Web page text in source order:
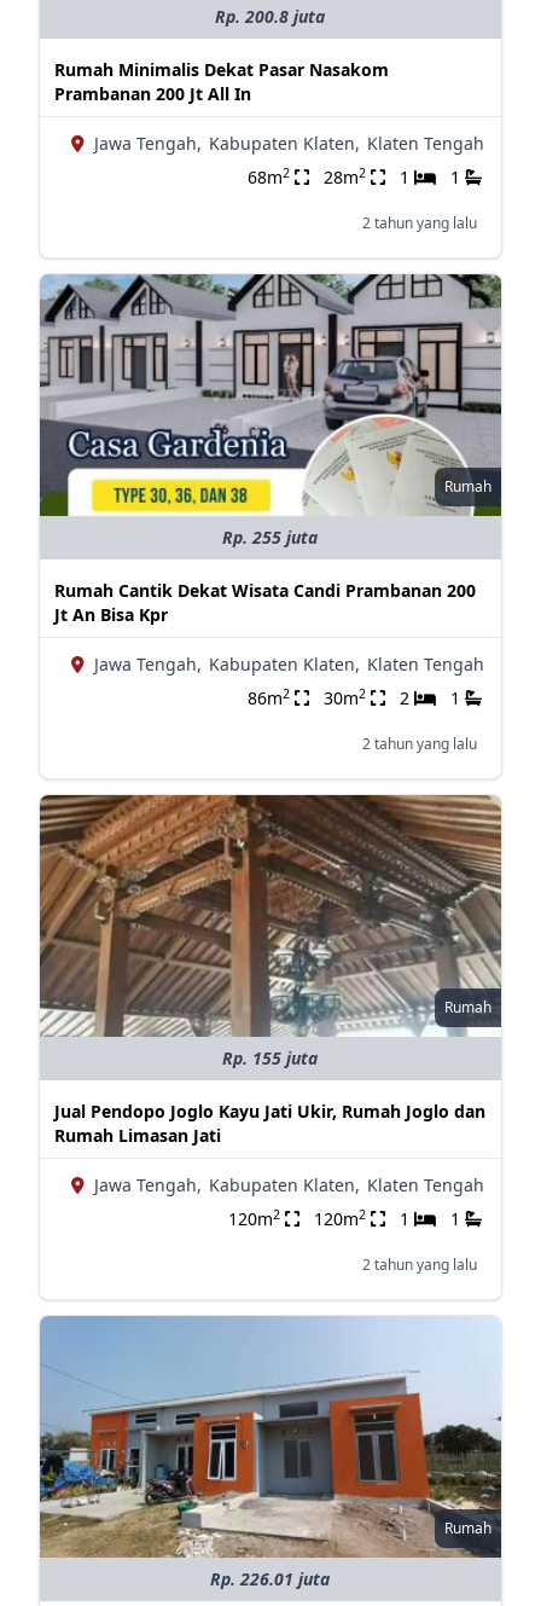
Rp. 200.8 juta
Rumah Minimalis Dekat Pasar Nasakom
Prambanan 200 Jt All In
Jawa Tengah, Kabupaten Klaten, Klaten Tengah
68m2 28m2 1 1
2 tahun yang lalu
Rumah
Rp. 255 juta
Rumah Cantik Dekat Wisata Candi Prambanan 200
Jt An Bisa Kpr
Jawa Tengah, Kabupaten Klaten, Klaten Tengah
86m2 30m2 2 1
2 tahun yang lalu
Rumah
Rp. 155 juta
Jual Pendopo Joglo Kayu Jati Ukir, Rumah Joglo dan
Rumah Limasan Jati
Jawa Tengah, Kabupaten Klaten, Klaten Tengah
120m2 120m2 1 1
2 tahun yang lalu
Rumah
Rp. 226.01 juta